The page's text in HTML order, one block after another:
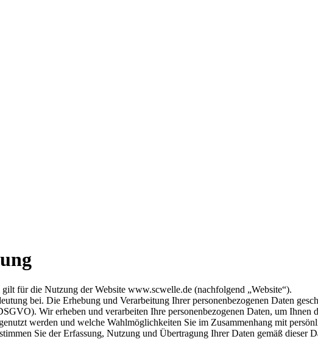
für die Nutzung der Website www.scwelle.de (nachfolgend „Website“).
bei. Die Erhebung und Verarbeitung Ihrer personenbezogenen Daten
Wir erheben und verarbeiten Ihre personenbezogenen Daten, um
werden und welche Wahlmöglichkeiten Sie im Zusammenhang mit
Sie der Erfassung, Nutzung und Übertragung Ihrer Daten gemäß dieser